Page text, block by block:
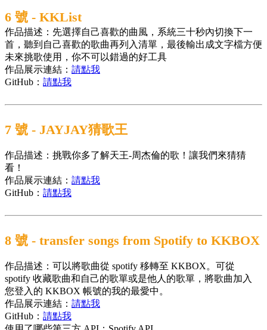
6 號 - KKList
作品描述：先選擇自己喜歡的曲風，系統三十秒內切換下一
首，聽到自己喜歡的歌曲再列入清單，最後輸出成文字檔方便
未來挑歌使用，你不可以錯過的好工具
作品展示連結： 請點我
GitHub： 請點我
7 號 - JAYJAY猜歌王
作品描述：挑戰你多了解天王-周杰倫的歌！讓我們來猜猜
看！
作品展示連結： 請點我
GitHub： 請點我
8 號 - transfer songs from Spotify to KKBOX
作品描述：可以將歌曲從 spotify 移轉至 KKBOX。可從
spotify 收藏歌曲和自己的歌單或是他人的歌單，將歌曲加入
您登入的 KKBOX 帳號的我的最愛中。
作品展示連結： 請點我
GitHub： 請點我